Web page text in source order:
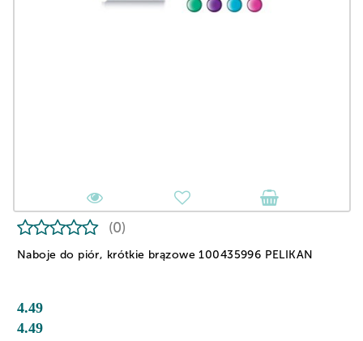
Naboje do piór, krótkie brązowe 100435996 PELIKAN
(0)
4.49
4.49